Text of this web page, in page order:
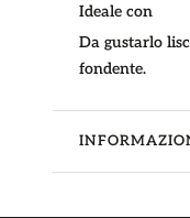
Ideale con
Da gustarlo
fondente.